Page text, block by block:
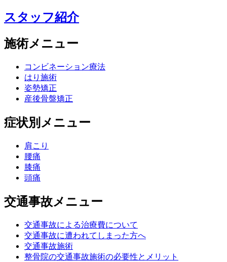
スタッフ紹介
施術メニュー
コンビネーション療法
はり施術
姿勢矯正
産後骨盤矯正
症状別メニュー
肩こり
腰痛
膝痛
頭痛
交通事故メニュー
交通事故による治療費について
交通事故に遭われてしまった方へ
交通事故施術
整骨院の交通事故施術の必要性とメリット